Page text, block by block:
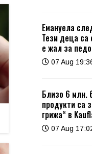
Емануела
Тези деца
е жал за
07 Aug
Близо 6 млн.
продукти са
грижа“ в
07 Aug